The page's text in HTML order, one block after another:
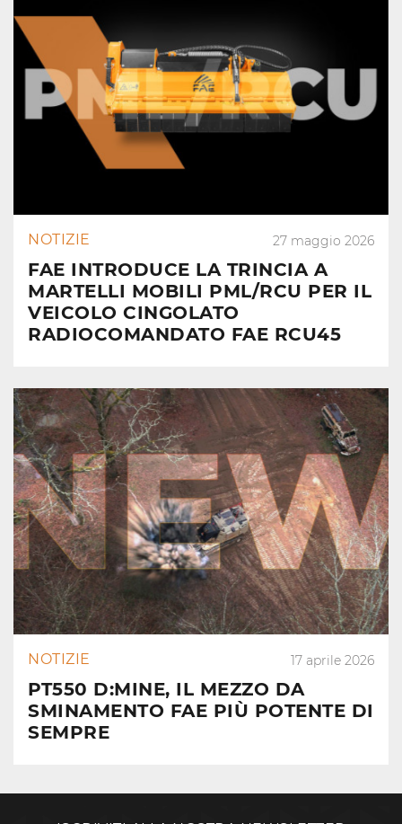
NOTIZIE 27 maggio 2026
FAE INTRODUCE LA TRINCIA A
MARTELLI MOBILI PML/RCU PER IL
VEICOLO CINGOLATO
RADIOCOMANDATO FAE RCU45
NOTIZIE 17 aprile 2026
PT550 D:MINE, IL MEZZO DA
SMINAMENTO FAE PIÙ POTENTE DI
SEMPRE